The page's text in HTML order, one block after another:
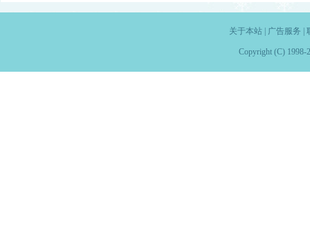
关于本站| 广告服务
Copyright (C) 1998-